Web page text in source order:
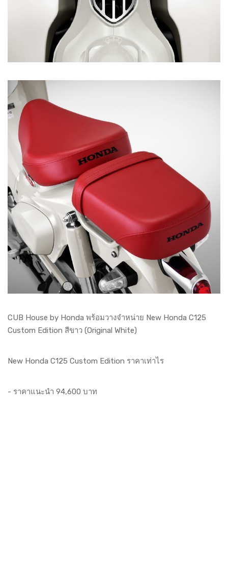
CUB House by Honda พร้อมวางจำหน่าย New Honda C125
Custom Edition สีขาว (Original White)
New Honda C125 Custom Edition ราคาเท่าไร
- ราคาแนะนำ 94,600 บาท